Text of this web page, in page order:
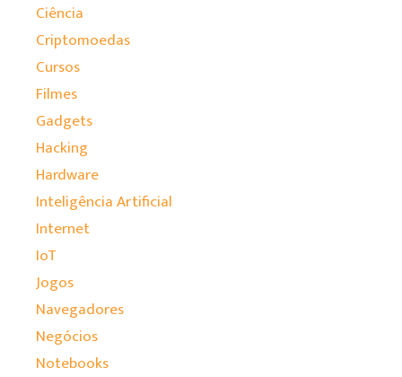
Ciência
Criptomoedas
Cursos
Filmes
Gadgets
Hacking
Hardware
Inteligência Artificial
Internet
IoT
Jogos
Navegadores
Negócios
Notebooks